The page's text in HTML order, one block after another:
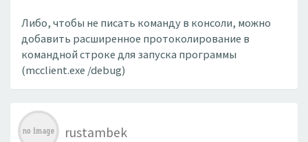
Либо, чтобы не писать команду в консоли, можно
добавить расширенное протоколирование в
командной строке для запуска программы
(mcclient.exe /debug)
rustambek